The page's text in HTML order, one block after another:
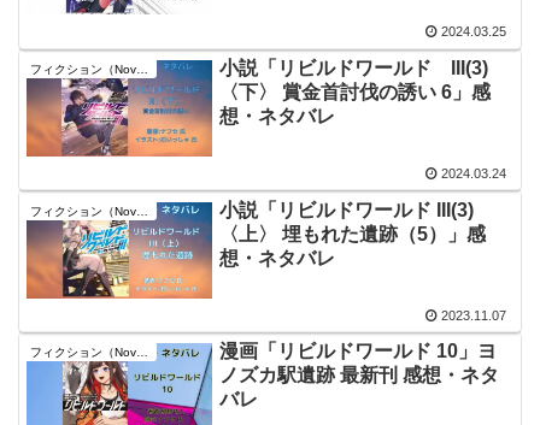
2024.03.25
小説「リビルドワールド III(3)
〈下〉 賞金首討伐の誘い 6」感
想・ネタバレ
2024.03.24
小説「リビルドワールド III(3)
〈上〉 埋もれた遺跡（5）」感
想・ネタバレ
2023.11.07
フィクション（Novel）
漫画「リビルドワールド 10」ヨ
ノズカ駅遺跡 最新刊 感想・ネタ
バレ